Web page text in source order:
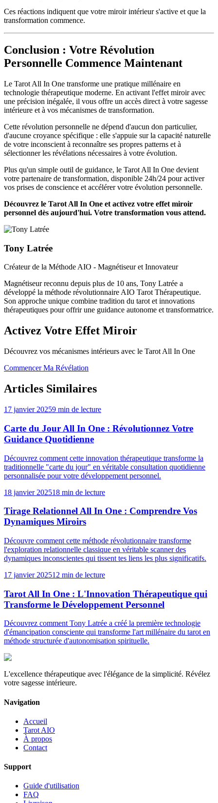
Ces réactions indiquent que votre miroir intérieur s'active et que la
transformation commence.
Conclusion : Votre Révolution
Personnelle Commence Maintenant
Le Tarot All In One transforme une pratique millénaire en
technologie thérapeutique moderne. En activant l'effet miroir avec
une précision inégalée, il vous offre un accès direct à votre sagesse
intérieure et à vos mécanismes de transformation.
Cette révolution personnelle ne dépend d'aucun don particulier,
d'aucune croyance spécifique : elle s'appuie sur la capacité naturelle
de votre inconscient à reconnaître ses propres patterns et à
sélectionner les révélations nécessaires à votre évolution.
Plus qu'un simple outil de guidance, le Tarot All In One devient
votre partenaire de transformation, disponible 24h/24 pour activer
vos prises de conscience et accélérer votre évolution personnelle.
Découvrez le Tarot All In One et activez votre effet miroir
personnel dès aujourd'hui. Votre transformation vous attend.
Tony Latrée
Créateur de la Méthode AIO - Magnétiseur et Innovateur
Magnétiseur reconnu depuis plus de 10 ans, Tony Latrée a
développé la méthode révolutionnaire AIO Tarot Thérapeutique.
Son approche unique combine tradition du tarot et innovations
thérapeutiques pour offrir une guidance autonome et transformatrice.
Activez Votre Effet Miroir
Découvrez vos mécanismes intérieurs avec le Tarot All In One
Commencer Ma Révélation
Articles Similaires
17 janvier 20259 min de lecture
Carte du Jour All In One : Révolutionnez Votre
Guidance Quotidienne
Découvrez comment cette innovation thérapeutique transforme la
traditionnelle "carte du jour" en véritable consultation quotidienne
personnalisée pour votre développement personnel.
18 janvier 202518 min de lecture
Tirage Relationnel All In One : Comprendre Vos
Dynamiques Miroirs
Découvre comment cette méthode révolutionnaire transforme
l'exploration relationnelle classique en véritable scanner des
dynamiques inconscientes qui tissent tes liens les plus significatifs.
17 janvier 202512 min de lecture
Tarot All In One : L'Innovation Thérapeutique qui
Transforme le Développement Personnel
Découvrez comment Tony Latrée a créé la première technologie
d'émancipation consciente qui transforme l'art millénaire du tarot en
méthode structurée d'autonomisation spirituelle.
L'excellence thérapeutique avec l'élégance de la simplicité. Révélez
votre sagesse intérieure.
Navigation
Accueil
Tarot AIO
À propos
Contact
Support
Guide d'utilisation
FAQ